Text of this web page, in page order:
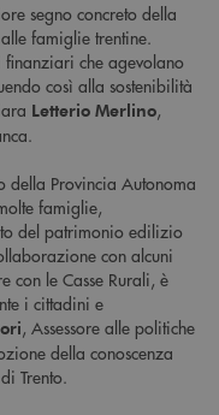
segno concreto della
famiglie trentine.
che agevolano
così alla sostenibilità
Letterio Merlino,
della Provincia Autonoma
famiglie,
del patrimonio edilizio
con alcuni
con le Casse Rurali, è
i cittadini e
, Assessore alle politiche
della conoscenza
Trento.